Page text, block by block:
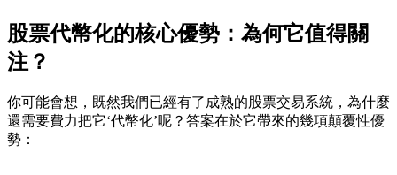
股票代幣化的核心優勢：為何它值得關
注？
你可能會想，既然我們已經有了成熟的股票交易系統，為什麼
還需要費力把它‘代幣化’呢？答案在於它帶來的幾項顛覆性優
勢：